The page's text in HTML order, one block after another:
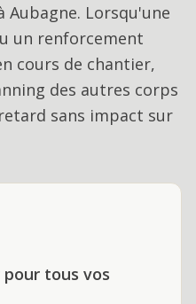
Aubagne. Lorsqu'une
un renforcement
cours de chantier,
des autres corps
sans impact sur
tous vos